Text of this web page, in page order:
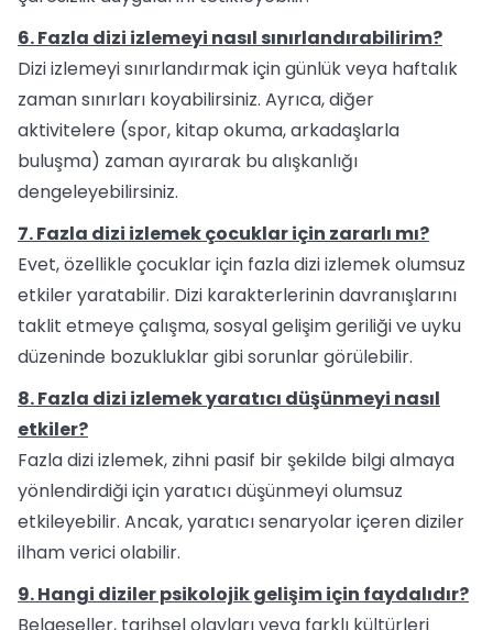
6. Fazla dizi izlemeyi nasıl sınırlandırabilirim?
Dizi izlemeyi sınırlandırmak için günlük veya haftalık
zaman sınırları koyabilirsiniz. Ayrıca, diğer
aktivitelere (spor, kitap okuma, arkadaşlarla
buluşma) zaman ayırarak bu alışkanlığı
dengeleyebilirsiniz.
7. Fazla dizi izlemek çocuklar için zararlı mı?
Evet, özellikle çocuklar için fazla dizi izlemek olumsuz
etkiler yaratabilir. Dizi karakterlerinin davranışlarını
taklit etmeye çalışma, sosyal gelişim geriliği ve uyku
düzeninde bozukluklar gibi sorunlar görülebilir.
8. Fazla dizi izlemek yaratıcı düşünmeyi nasıl
etkiler?
Fazla dizi izlemek, zihni pasif bir şekilde bilgi almaya
yönlendirdiği için yaratıcı düşünmeyi olumsuz
etkileyebilir. Ancak, yaratıcı senaryolar içeren diziler
ilham verici olabilir.
9. Hangi diziler psikolojik gelişim için faydalıdır?